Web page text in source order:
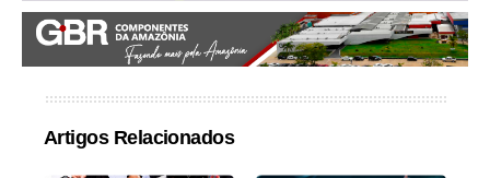
Artigos Relacionados